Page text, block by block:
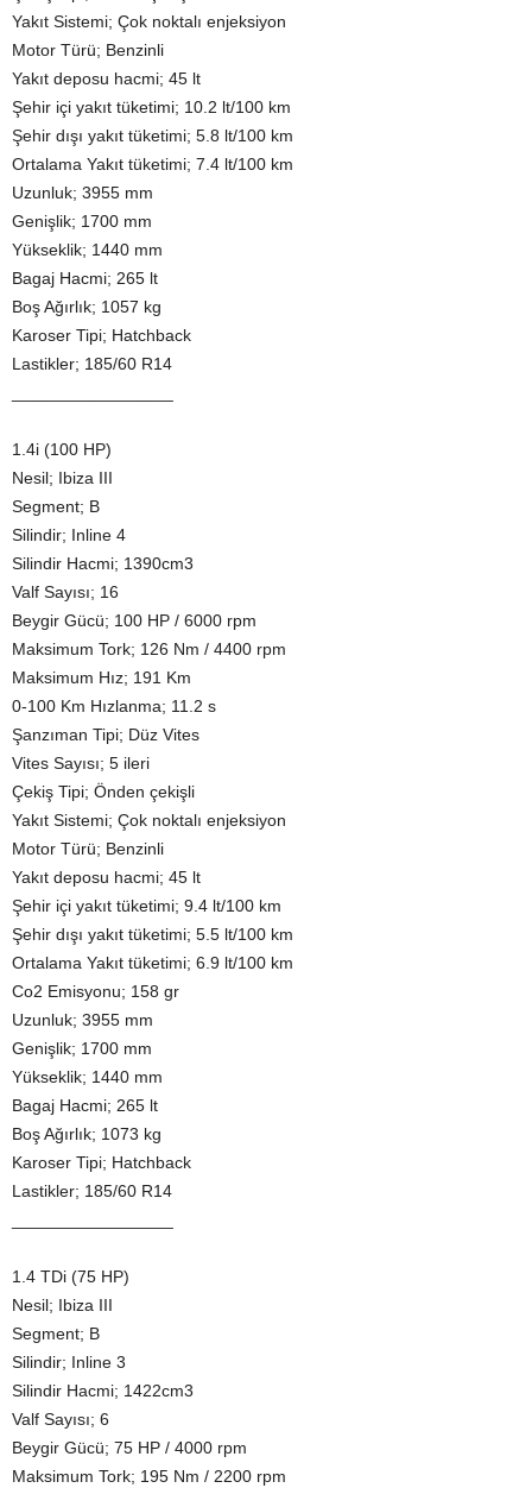
Yakıt Sistemi; Çok noktalı enjeksiyon
Motor Türü; Benzinli
Yakıt deposu hacmi; 45 lt
Şehir içi yakıt tüketimi; 10.2 lt/100 km
Şehir dışı yakıt tüketimi; 5.8 lt/100 km
Ortalama Yakıt tüketimi; 7.4 lt/100 km
Uzunluk; 3955 mm
Genişlik; 1700 mm
Yükseklik; 1440 mm
Bagaj Hacmi; 265 lt
Boş Ağırlık; 1057 kg
Karoser Tipi; Hatchback
Lastikler; 185/60 R14
1.4i (100 HP)
Nesil; Ibiza III
Segment; B
Silindir; Inline 4
Silindir Hacmi; 1390cm3
Valf Sayısı; 16
Beygir Gücü; 100 HP / 6000 rpm
Maksimum Tork; 126 Nm / 4400 rpm
Maksimum Hız; 191 Km
0-100 Km Hızlanma; 11.2 s
Şanzıman Tipi; Düz Vites
Vites Sayısı; 5 ileri
Çekiş Tipi; Önden çekişli
Yakıt Sistemi; Çok noktalı enjeksiyon
Motor Türü; Benzinli
Yakıt deposu hacmi; 45 lt
Şehir içi yakıt tüketimi; 9.4 lt/100 km
Şehir dışı yakıt tüketimi; 5.5 lt/100 km
Ortalama Yakıt tüketimi; 6.9 lt/100 km
Co2 Emisyonu; 158 gr
Uzunluk; 3955 mm
Genişlik; 1700 mm
Yükseklik; 1440 mm
Bagaj Hacmi; 265 lt
Boş Ağırlık; 1073 kg
Karoser Tipi; Hatchback
Lastikler; 185/60 R14
1.4 TDi (75 HP)
Nesil; Ibiza III
Segment; B
Silindir; Inline 3
Silindir Hacmi; 1422cm3
Valf Sayısı; 6
Beygir Gücü; 75 HP / 4000 rpm
Maksimum Tork; 195 Nm / 2200 rpm